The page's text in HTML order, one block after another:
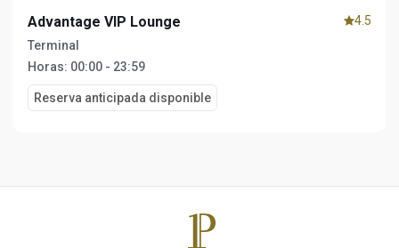
Advantage VIP Lounge
Terminal
Horas: 00:00 - 23:59
Reserva anticipada disponible
4.5